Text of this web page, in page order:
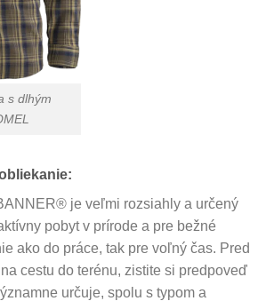
s dlhým
je veľmi rozsiahly a určený
pobyt v prírode a pre bežné
ako do práce, tak pre voľný čas. Pred
cestu do terénu, zistite si predpoveď
určuje, spolu s typom a